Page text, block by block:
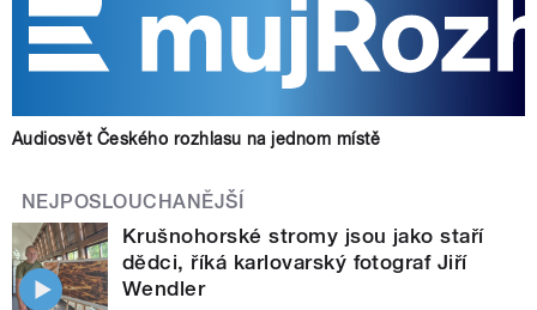
Audiosvět Českého rozhlasu na jednom místě
NEJPOSLOUCHANĚJŠÍ
Krušnohorské stromy jsou jako staří
dědci, říká karlovarský fotograf Jiří
Wendler